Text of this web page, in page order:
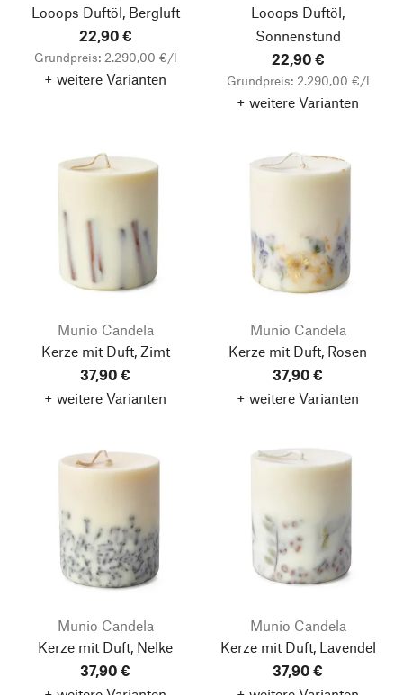
Looops Duftöl, Bergluft
22,90 €
Grundpreis: 2.290,00 €/l
+ weitere Varianten
Looops Duftöl,
Sonnenstund
22,90 €
Grundpreis: 2.290,00 €/l
+ weitere Varianten
Munio Candela
Kerze mit Duft, Zimt
37,90 €
+ weitere Varianten
Munio Candela
Kerze mit Duft, Rosen
37,90 €
+ weitere Varianten
Munio Candela
Kerze mit Duft, Nelke
37,90 €
Munio Candela
Kerze mit Duft, Lavendel
37,90 €